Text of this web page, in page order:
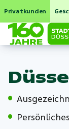
Privatkunden